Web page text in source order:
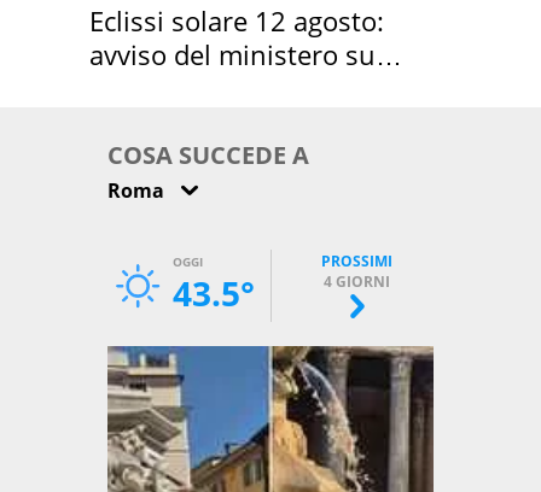
Eclissi solare 12 agosto:
avviso del ministero su